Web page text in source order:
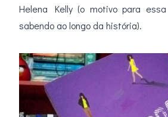
Helena Kelly (o motivo para
sabendo ao longo da história).